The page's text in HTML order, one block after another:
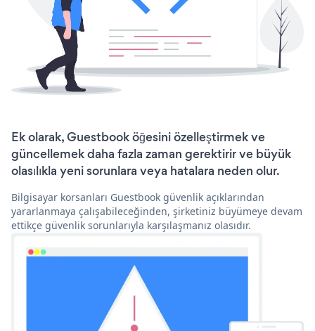
Ek olarak, Guestbook öğesini özelleştirmek ve
güncellemek daha fazla zaman gerektirir ve büyük
olasılıkla yeni sorunlara veya hatalara neden olur.
Bilgisayar korsanları Guestbook güvenlik açıklarından
yararlanmaya çalışabileceğinden, şirketiniz büyümeye devam
ettikçe güvenlik sorunlarıyla karşılaşmanız olasıdır.